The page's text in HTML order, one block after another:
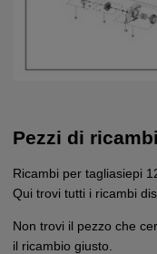
Pezzi di
Ricambi per tagliasiepi
Qui trovi tutti i ricambi
Non trovi il pezzo che
il ricambio giusto.